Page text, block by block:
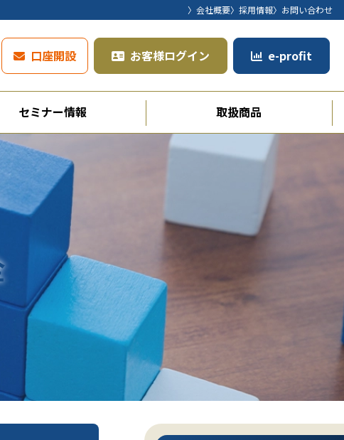
〉会社概要〉採用情報〉お問い合わせ
口座開設 お客様ログイン e-profit
セミナー情報 取扱商品